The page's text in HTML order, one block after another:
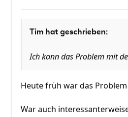
Tim hat geschrieben:
Ich kann das Problem mit
Heute früh war das
War auch